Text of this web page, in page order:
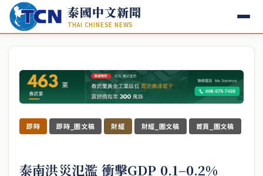
泰國中文新聞
THAI CHINESE NEWS
即時 即時_圖文稿 財經 財經_圖文稿 首頁_圖文稿
泰南洪災氾濫 衝擊GDP 0.1–0.2%